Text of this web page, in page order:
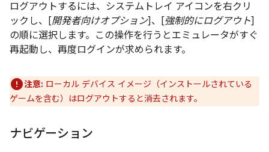
ログアウトするには、システムトレイ アイコンを右クリ
ックし、[開発者向けオプション]、[強制的にログアウト]
の順に選択します。この操作を行うとエミュレータがすぐ
再起動し、再度ログインが求められます。
注意: ローカル デバイス イメージ（インストールされている
ゲームを含む）はログアウトすると消去されます。
ナビゲーション